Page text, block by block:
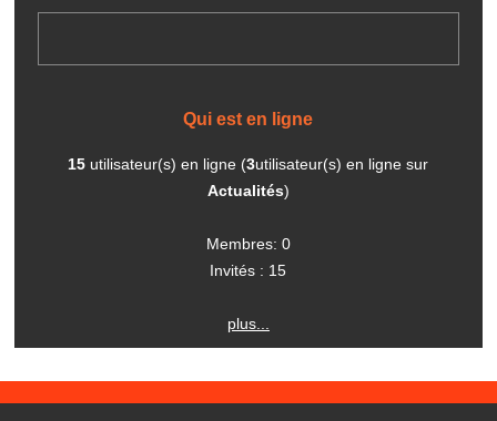
Qui est en ligne
15 utilisateur(s) en ligne (3utilisateur(s) en ligne sur
Actualités)
Membres: 0
Invités : 15
plus...